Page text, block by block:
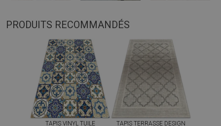
PRODUITS RECOMMANDÉS
TAPIS VINYL TUILE
TAPIS TERRASSE DESIGN